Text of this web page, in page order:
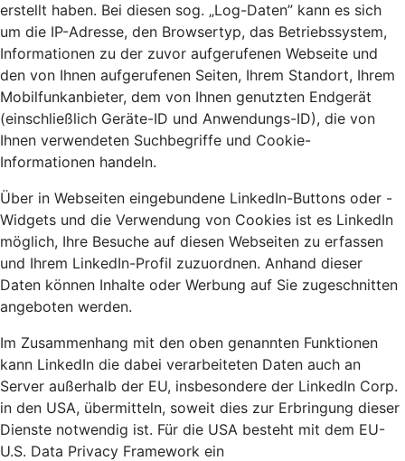
erstellt haben. Bei diesen sog. „Log-Daten” kann es sich
um die IP-Adresse, den Browsertyp, das Betriebssystem,
Informationen zu der zuvor aufgerufenen Webseite und
den von Ihnen aufgerufenen Seiten, Ihrem Standort, Ihrem
Mobilfunkanbieter, dem von Ihnen genutzten Endgerät
(einschließlich Geräte-ID und Anwendungs-ID), die von
Ihnen verwendeten Suchbegriffe und Cookie-
Informationen handeln.
Über in Webseiten eingebundene LinkedIn-Buttons oder -
Widgets und die Verwendung von Cookies ist es LinkedIn
möglich, Ihre Besuche auf diesen Webseiten zu erfassen
und Ihrem LinkedIn-Profil zuzuordnen. Anhand dieser
Daten können Inhalte oder Werbung auf Sie zugeschnitten
angeboten werden.
Im Zusammenhang mit den oben genannten Funktionen
kann LinkedIn die dabei verarbeiteten Daten auch an
Server außerhalb der EU, insbesondere der LinkedIn Corp.
in den USA, übermitteln, soweit dies zur Erbringung dieser
Dienste notwendig ist. Für die USA besteht mit dem EU-
U.S. Data Privacy Framework ein